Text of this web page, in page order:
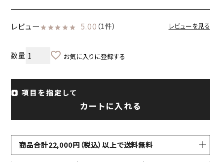
レビュー 5.00 （1件） レビューを見る
お気に入りに登録する
項目を指定して
カートに入れる
商品合計22,000円（税込）以上で送料無料